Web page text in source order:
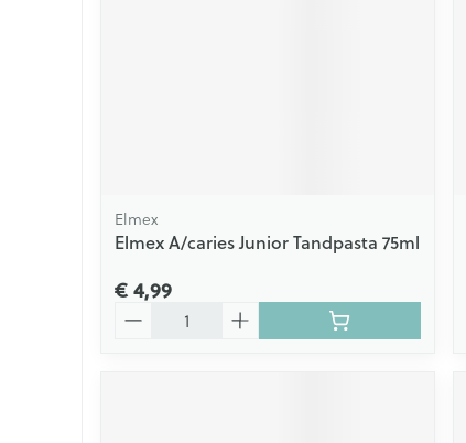
Elmex
Elmex A/caries Junior Tandpasta 75ml
€ 4,99